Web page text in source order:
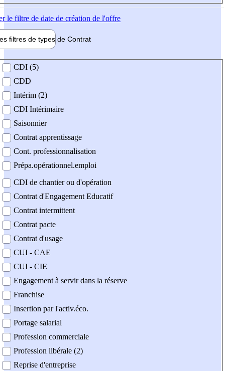
le filtre de date de création de l'offre
filtres de types de Contrat
contrat
CDI (5)
CDD
Intérim (2)
CDI Intérimaire
Saisonnier
Contrat apprentissage
Cont. professionnalisation
Prépa.opérationnel.emploi
CDI de chantier ou d'opération
Contrat d'Engagement Educatif
Contrat intermittent
Contrat pacte
Contrat d'usage
CUI - CAE
CUI - CIE
Engagement à servir dans la réserve
Franchise
Insertion par l'activ.éco.
Portage salarial
Profession commerciale
Profession libérale (2)
Reprise d'entreprise